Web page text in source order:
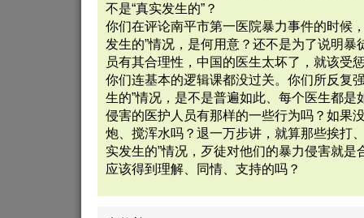
不是“真实发生的”？
你们在评论南平市第一医院暴力事件的时候
发生的”情况，是何用意？还不是为了说明暴
员有其合理性，中国的医生太坏了，就该受
你们连基本的逻辑课都没过关。你们所反复
生的”情况，是不是普遍如此、每个医生都是
侵害的医护人员有那样的一些行为吗？如果
炮、搅浑水吗？退一万步讲，就算那些挨打
实发生的”情况，歹徒对他们的暴力侵害就是
应该得到理解、同情、支持的吗？